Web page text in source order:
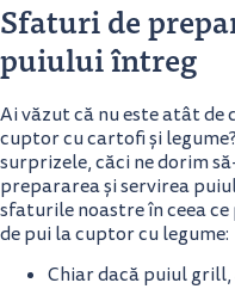
Sfaturi de
puiului întreg
Ai văzut că nu este atât
cuptor cu cartofi și
surprizele, căci ne dorim
prepararea și servirea
sfaturile noastre în ceea
de pui la cuptor cu legume:
Chiar dacă puiul grill,